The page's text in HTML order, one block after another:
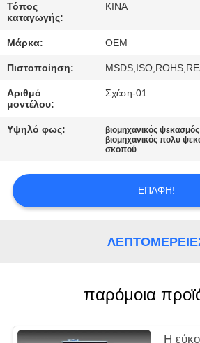
ΜΑΣ
ΕΛΆΤΕ
ΣΕ
ΕΠΑΦΉ
ΜΕ
ΈΝΑ
ΑΠΌΣΠΑΣΜΑ
PRIVACY
POLICY
Τόπος
καταγωγής:
ΚΙΝΑ
Μάρκα: OEM
Πιστοποίηση:
Αριθμό
μοντέλου:
Σχέση-01
Υψηλό φως: βιομηχανικός
βιομηχανικός πολυ
σκοπού
ΕΠΑΦΉ!
παρόμοια
Η